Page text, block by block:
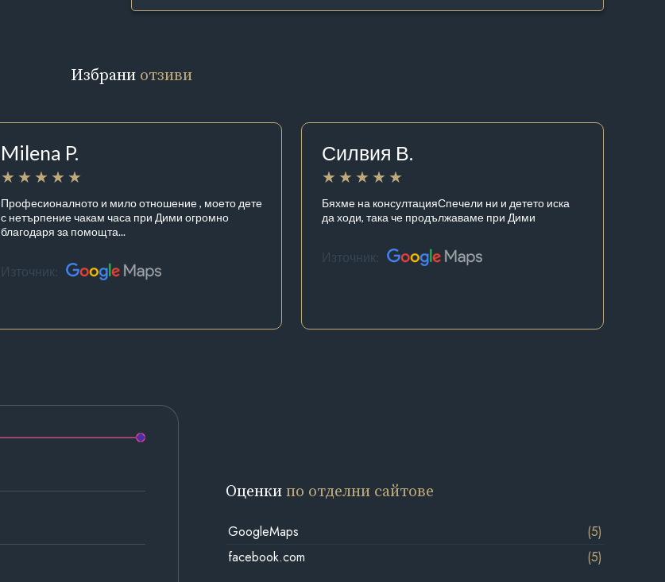
Избрани отзиви
Milena P.
Професионалното и мило отношение , моето дете
с нетърпение чакам часа при Дими огромно
благодаря за помощта...
Източник:
Силвия В.
Бяхме на консултацияСпечели ни и детето иска
да ходи, така че продължаваме при Дими
Източник:
Оценкипо отделни сайтове
GoogleMaps
(5)
facebook.com
(5)